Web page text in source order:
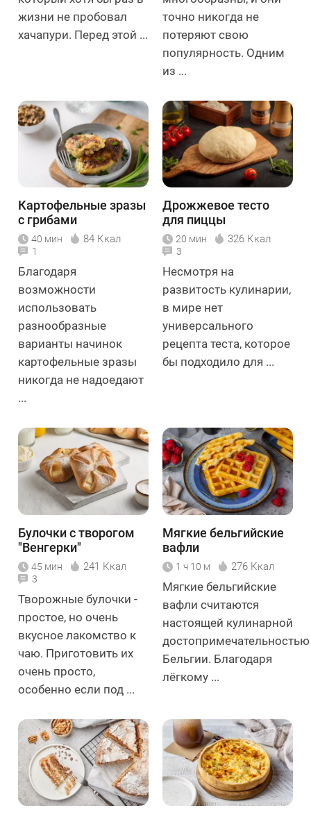
жизни не пробовал
хачапури. Перед этой ...
точно никогда не
потеряют свою
популярность. Одним
из ...
Картофельные зразы
с грибами
40 мин 84 Ккал
1
Благодаря
возможности
использовать
разнообразные
варианты начинок
картофельные зразы
никогда не надоедают
...
Дрожжевое тесто
для пиццы
20 мин 326 Ккал
3
Несмотря на
развитость кулинарии,
в мире нет
универсального
рецепта теста, которое
бы подходило для ...
Булочки с творогом
"Венгерки"
45 мин 241 Ккал
3
Творожные булочки -
простое, но очень
вкусное лакомство к
чаю. Приготовить их
очень просто,
особенно если под ...
Мягкие бельгийские
вафли
1 ч 10 м 276 Ккал
Мягкие бельгийские
вафли считаются
настоящей кулинарной
достопримечательностью
Бельгии. Благодаря
лёгкому ...